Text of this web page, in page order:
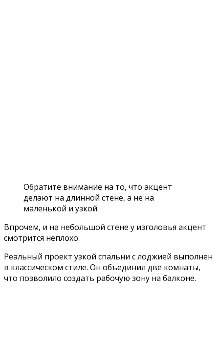
Обратите внимание на то, что акцент
делают на длинной стене, а не на
маленькой и узкой.
Впрочем, и на небольшой стене у изголовья акцент
смотрится неплохо.
Реальный проект узкой спальни с лоджией выполнен
в классическом стиле. Он объединил две комнаты,
что позволило создать рабочую зону на балконе.